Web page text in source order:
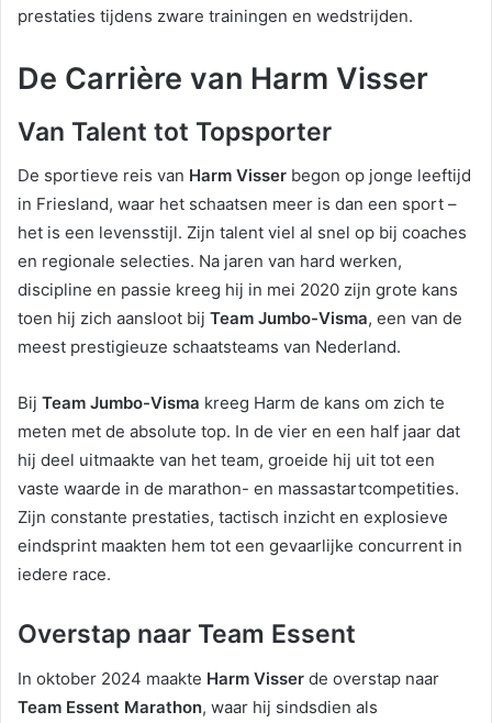
prestaties tijdens zware trainingen en wedstrijden.
De Carrière van Harm Visser
Van Talent tot Topsporter
De sportieve reis van Harm Visser begon op jonge leeftijd
in Friesland, waar het schaatsen meer is dan een sport –
het is een levensstijl. Zijn talent viel al snel op bij coaches
en regionale selecties. Na jaren van hard werken,
discipline en passie kreeg hij in mei 2020 zijn grote kans
toen hij zich aansloot bij Team Jumbo-Visma, een van de
meest prestigieuze schaatsteams van Nederland.
Bij Team Jumbo-Visma kreeg Harm de kans om zich te
meten met de absolute top. In de vier en een half jaar dat
hij deel uitmaakte van het team, groeide hij uit tot een
vaste waarde in de marathon- en massastartcompetities.
Zijn constante prestaties, tactisch inzicht en explosieve
eindsprint maakten hem tot een gevaarlijke concurrent in
iedere race.
Overstap naar Team Essent
In oktober 2024 maakte Harm Visser de overstap naar
Team Essent Marathon, waar hij sindsdien als